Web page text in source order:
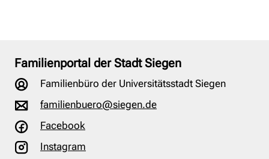
Familienportal der Stadt Siegen
Familienbüro der Universitätsstadt Siegen
familienbuero@siegen.de
Facebook
Instagram